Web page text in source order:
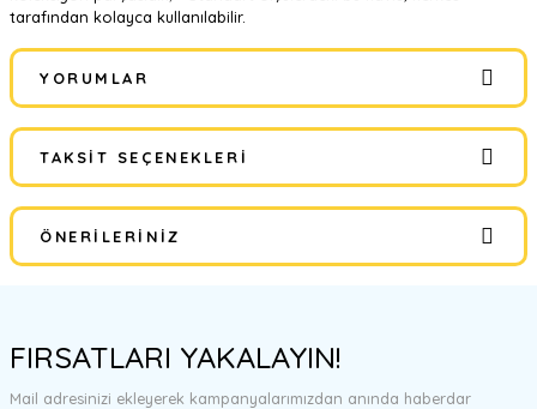
tarafından kolayca kullanılabilir.
YORUMLAR
Bu ürüne ilk yorumu siz yapın!
Yorum Yaz
TAKSIT SEÇENEKLERI
ÖNERILERINIZ
tarafımıza iletebilirsiniz.
Görüş ve önerileriniz için teşekkür ederiz.
FIRSATLARI YAKALAYIN!
Mail adresinizi ekleyerek kampanyalarımızdan anında haberdar